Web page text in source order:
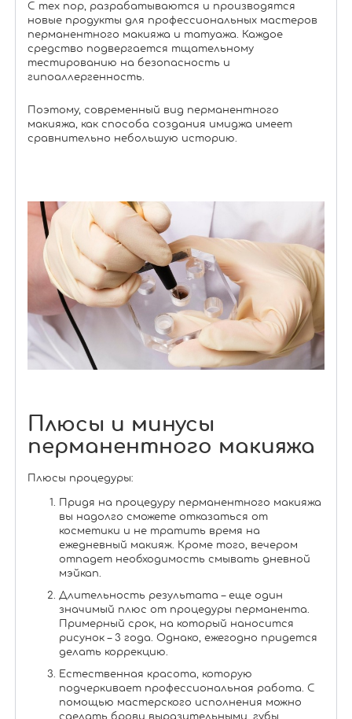
С тех пор, разрабатываются и производятся
новые продукты для профессиональных мастеров
перманентного макияжа и татуажа. Каждое
средство подвергается тщательному
тестированию на безопасность и
гипоаллергенность.
Поэтому, современный вид перманентного
макияжа, как способа создания имиджа имеет
сравнительно небольшую историю.
Плюсы и минусы
перманентного макияжа
Плюсы процедуры:
Придя на процедуру перманентного макияжа
вы надолго сможете отказаться от
косметики и не тратить время на
ежедневный макияж. Кроме того, вечером
отпадет необходимость смывать дневной
мэйкап.
Длительность результата – еще один
значимый плюс от процедуры перманента.
Примерный срок, на который наносится
рисунок – 3 года. Однако, ежегодно придется
делать коррекцию.
Естественная красота, которую
подчеркивает профессиональная работа. С
помощью мастерского исполнения можно